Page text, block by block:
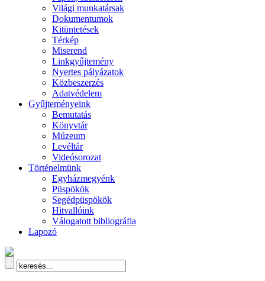
Világi munkatársak
Dokumentumok
Kitüntetések
Térkép
Miserend
Linkgyűjtemény
Nyertes pályázatok
Közbeszerzés
Adatvédelem
Gyűjteményeink
Bemutatás
Könyvtár
Múzeum
Levéltár
Videósorozat
Történelmünk
Egyházmegyénk
Püspökök
Segédpüspökök
Hitvallóink
Válogatott bibliográfia
Lapozó